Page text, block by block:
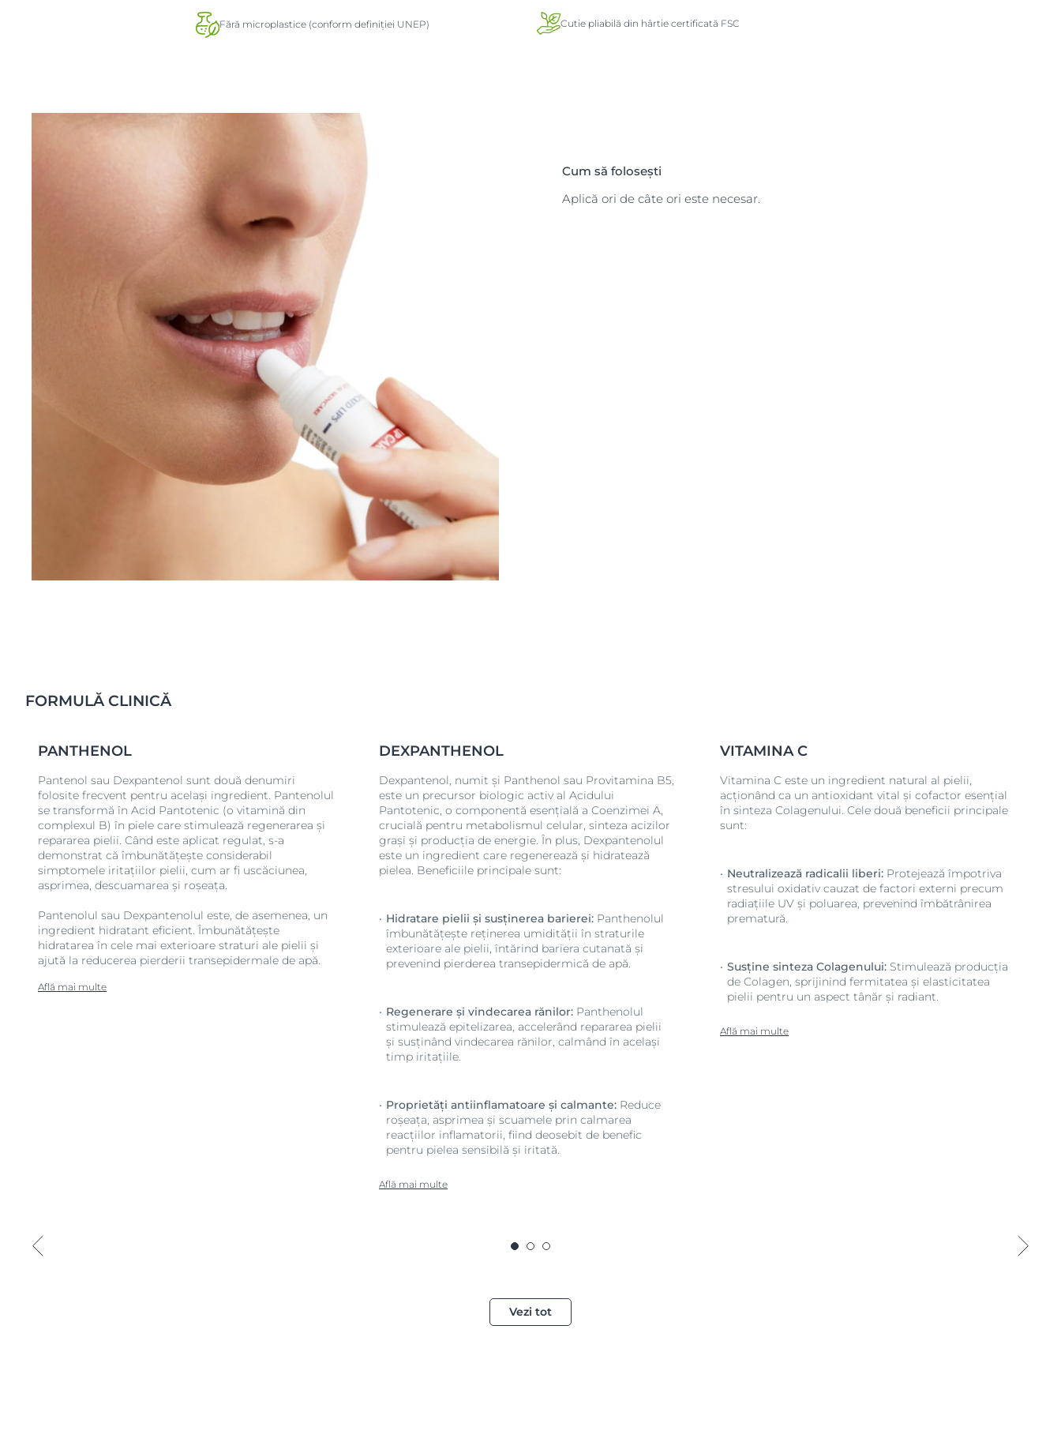
Fără microplastice (conform definiției UNEP) Cutie pliabilă din hârtie certificată FSC
Cum să folosești
Aplică ori de câte ori este necesar.
FORMULĂ CLINICĂ
PANTHENOL
Pantenol sau Dexpantenol sunt două denumiri
folosite frecvent pentru același ingredient. Pantenolul
se transformă în Acid Pantotenic (o vitamină din
complexul B) în piele care stimulează regenerarea și
repararea pielii. Când este aplicat regulat, s-a
demonstrat că îmbunătățește considerabil
simptomele iritațiilor pielii, cum ar fi uscăciunea,
asprimea, descuamarea și roșeața.
Pantenolul sau Dexpantenolul este, de asemenea, un
ingredient hidratant eficient. Îmbunătățește
hidratarea în cele mai exterioare straturi ale pielii și
ajută la reducerea pierderii transepidermale de apă.
Află mai multe
DEXPANTHENOL
Dexpantenol, numit și Panthenol sau Provitamina B5,
este un precursor biologic activ al Acidului
Pantotenic, o componentă esențială a Coenzimei A,
crucială pentru metabolismul celular, sinteza acizilor
grași și producția de energie. În plus, Dexpantenolul
este un ingredient care regenerează și hidratează
pielea. Beneficiile principale sunt:
Hidratare pielii și susținerea barierei: Panthenolul
îmbunătățește reținerea umidității în straturile
exterioare ale pielii, întărind bariera cutanată și
prevenind pierderea transepidermică de apă.
Regenerare și vindecarea rănilor: Panthenolul
stimulează epitelizarea, accelerând repararea pielii
și susținând vindecarea rănilor, calmând în același
timp iritațiile.
Proprietăți antiinflamatoare și calmante: Reduce
roșeața, asprimea și scuamele prin calmarea
reacțiilor inflamatorii, fiind deosebit de benefic
pentru pielea sensibilă și iritată.
Află mai multe
VITAMINA C
Vitamina C este un ingredient natural al pielii,
acționând ca un antioxidant vital și cofactor esențial
în sinteza Colagenului. Cele două beneficii principale
sunt:
Neutralizează radicalii liberi: Protejează împotriva
stresului oxidativ cauzat de factori externi precum
radiațiile UV și poluarea, prevenind îmbătrânirea
prematură.
Susține sinteza Colagenului: Stimulează producția
de Colagen, sprijinind fermitatea și elasticitatea
pielii pentru un aspect tânăr și radiant.
Află mai multe
Vezi tot